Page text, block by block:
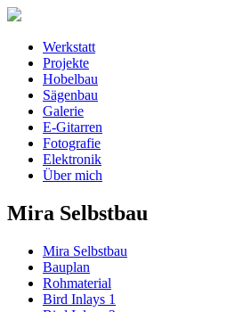
Werkstatt
Projekte
Hobelbau
Sägenbau
Galerie
E-Gitarren
Fotografie
Elektronik
Über mich
Mira Selbstbau
Mira Selbstbau
Bauplan
Rohmaterial
Bird Inlays 1